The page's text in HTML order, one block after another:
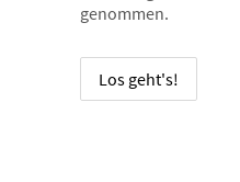
genommen.